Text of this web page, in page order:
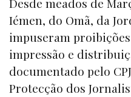
Iémen, do Omã, da
impuseram
impressão e
documentado pelo
Protecção dos